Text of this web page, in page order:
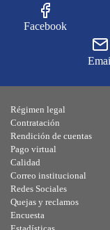
Facebook
Régimen legal
Contratación
Rendición de cuentas
Pago virtual
Calidad
Correo institucional
Redes Sociales
Quejas y reclamos
Encuesta